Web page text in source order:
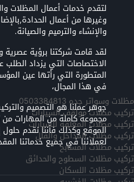
لتقدم خدمات أعمال المظلات
وغيرها من أعمال
والإنشاء والترميم والصيانة.
لقد قامت شركتنا برؤية
الاختصاصات التي يزداد الطلب
المتطورة التي رأتها عين
في هذا المجال،
جوهر عملنا هو التصميم
مجموعة كاملة من المهارات
الموقع وكذلك فأننا نقدم
لعملائنا في جميع خدماتنا
مظلات وسواتر جده 0503384813
تركيب مظلات مواقف السيارات
تركيب مظلات المعلقه للسيارات
تركيب مظلات المداخل والفلل
تركيب مظلات المسابح
تركيب مظلات السطوح والحدائق
تركيب مظلات اللسكان